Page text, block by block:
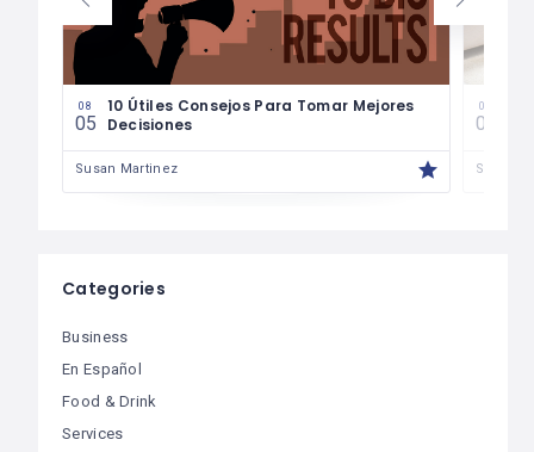
08
05
10 Útiles Consejos Para Tomar Mejores
Decisiones
Susan Martinez
08
04
Susan
Categories
Business
En Español
Food & Drink
Services